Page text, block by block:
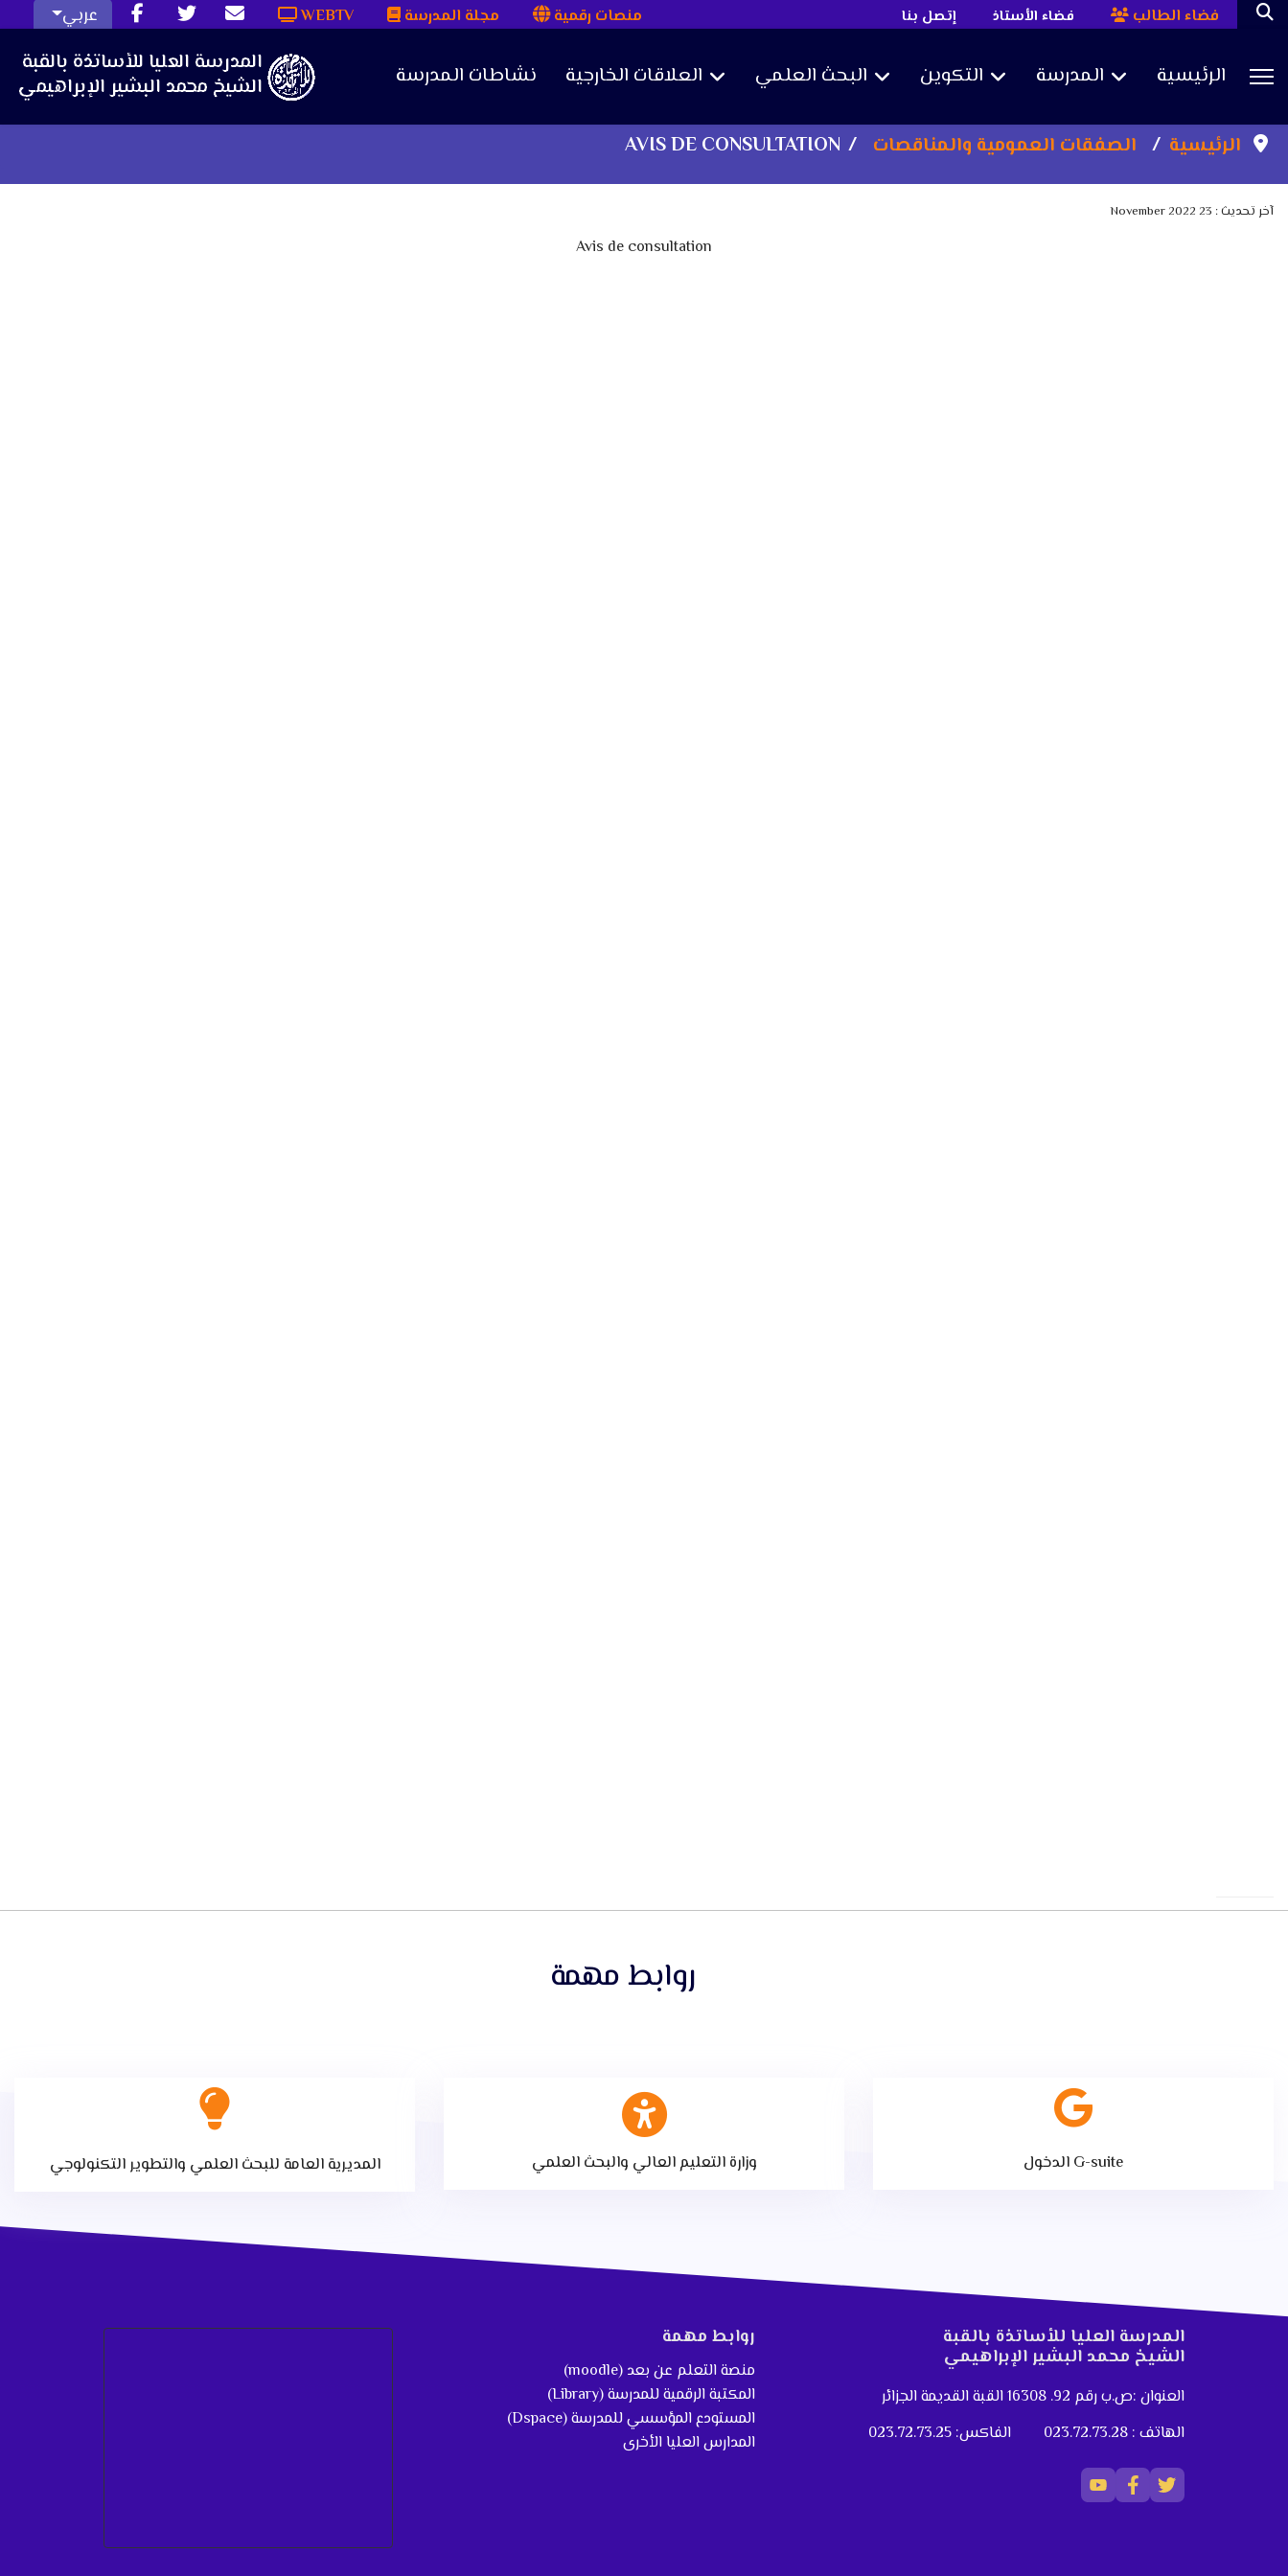
منصات رقمية مجلة المدرسة WEBTV عربي إتصل بنا فضاء الأستاذ فضاء الطالب
نشاطات المدرسة العلاقات الخارجية البحث العلمي التكوين المدرسة الرئيسية
الرئيسية الصفقات العمومية والمناقصات AVIS DE CONSULTATION
آخر تحديث : 23 November 2022
Avis de consultation
روابط مهمة
المديرية العامة للبحث العلمي والتطوير التكنولوجي وزارة التعليم العالي والبحث العلمي الدخول G-suite
المدرسة العليا للأساتذة بالقبة
الشيخ محمد البشير الإبراهيمي
العنوان :ص.ب رقم 92. 16308 القبة القديمة الجزائر
الهاتف : 023.72.73.28
الفاكس: 023.72.73.25
روابط مهمة
منصة التعلم عن بعد (moodle)
المكتبة الرقمية للمدرسة (Library)
المستودع المؤسسي للمدرسة (Dspace)
المدارس العليا الأخرى